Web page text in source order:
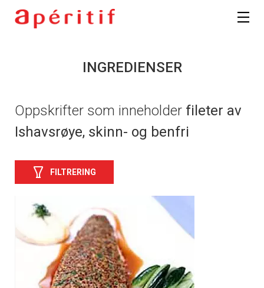
INGREDIENSER
Oppskrifter som inneholder fileter av
Ishavsrøye, skinn- og benfri
FILTRERING